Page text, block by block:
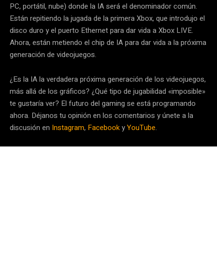
PC, portátil, nube) donde la IA será el denominador común.
Están repitiendo la jugada de la primera Xbox, que introdujo el
disco duro y el puerto Ethernet para dar vida a Xbox LIVE.
Ahora, están metiendo el chip de IA para dar vida a la próxima
generación de videojuegos.
¿Es la IA la verdadera próxima generación de los videojuegos,
más allá de los gráficos? ¿Qué tipo de jugabilidad «imposible»
te gustaría ver? El futuro del gaming se está programando
ahora. Déjanos tu opinión en los comentarios y únete a la
discusión en Instagram, FacebookyYouTube.